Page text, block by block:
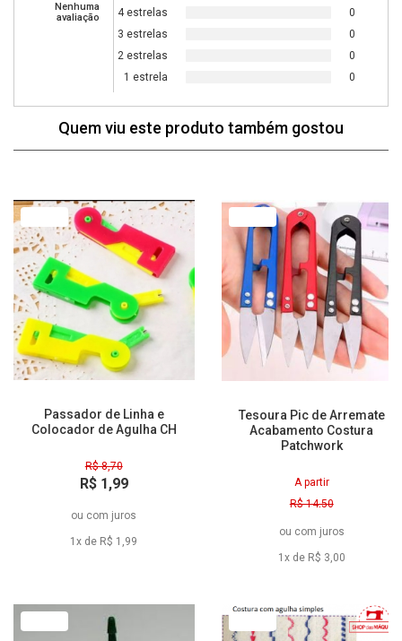
Nenhuma
avaliação
4 estrelas
0
3 estrelas
0
2 estrelas
0
1 estrela
0
Quem viu este produto também gostou
Passador de Linha e
Colocador de Agulha CH
R$ 8,70
R$ 1,99
ou
1x de R$ 1,99
com juros
Tesoura Pic de Arremate
Acabamento Costura
Patchwork
A partir
R$ 14,50
à vista
ou
1x de R$ 3,00
com juros